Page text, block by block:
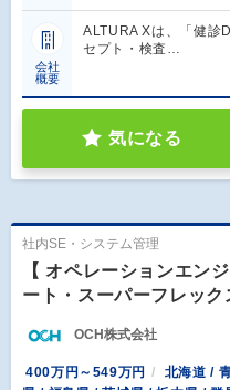
会社
概要
ALTURA Xは、「健診
セプト・検査…
気になる
社内SE・システム管理
【 オペレーションエン
ート・スーパーフレック
OCH株式会社
400万円～549万円
北海道 /